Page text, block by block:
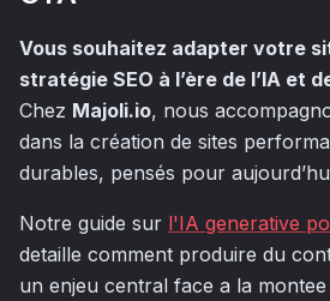
Vous souhaitez adapter votre
stratégie SEO à l’ère de l’IA et
Chez Majoli.io, nous
dans la création de sites
durables, pensés pour
Notre guide sur l'IA generative
detaille comment produire du
un enjeu central face a la